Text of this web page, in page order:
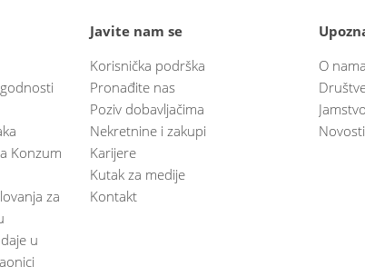
Konzum
za
u
Javite nam se
Korisnička podrška
Pronađite nas
Poziv dobavljačima
Nekretnine i zakupi
Karijere
Kutak za medije
Kontakt
O nama
Novosti